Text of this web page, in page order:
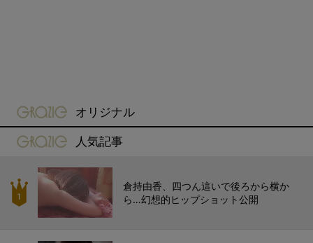
gravure-grazie
オリジナル
gravure-grazie
人気記事
倉持由香、四つん這いで後ろから横か
ら…幻想的ヒップショット公開